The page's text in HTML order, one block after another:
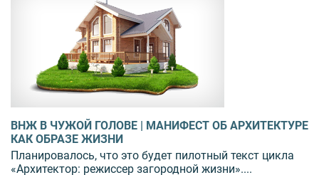
ВНЖ В ЧУЖОЙ ГОЛОВЕ | МАНИФЕСТ ОБ АРХИТЕКТУРЕ
КАК ОБРАЗЕ ЖИЗНИ
Планировалось, что это будет пилотный текст цикла
«Архитектор: режиссер загородной жизни»....